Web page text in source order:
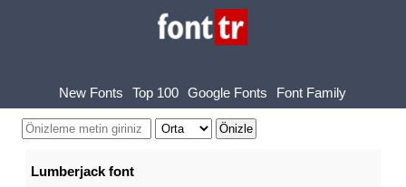
New Fonts Top 100 Google Fonts Font Family
Lumberjack font